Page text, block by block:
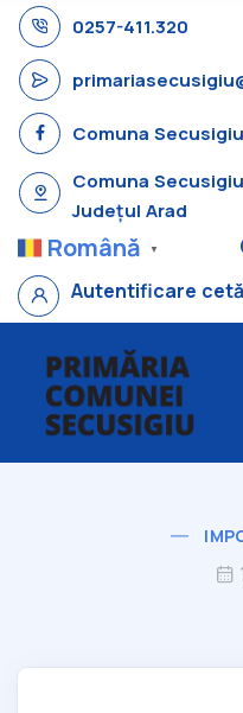
0257-411.320
Comuna Secusigiu
Comuna
Județul Arad
Română ▼
Autentificare